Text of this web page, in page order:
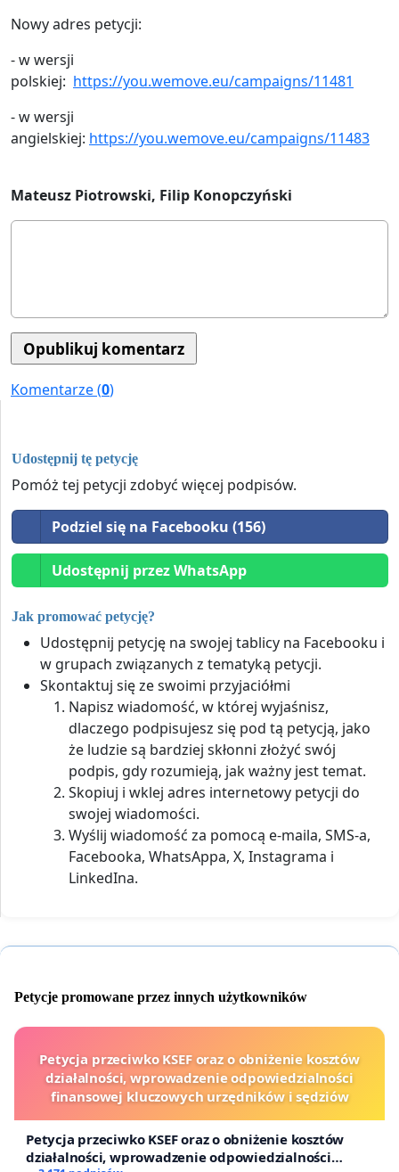
Nowy adres petycji:
- w wersji
polskiej: https://you.wemove.eu/campaigns/11481
- w wersji
angielskiej: https://you.wemove.eu/campaigns/11483
Mateusz Piotrowski, Filip Konopczyński
Komentarze (0)
Udostępnij tę petycję
Pomóż tej petycji zdobyć więcej podpisów.
Podziel się na Facebooku (156)
Udostępnij przez WhatsApp
Jak promować petycję?
Udostępnij petycję na swojej tablicy na Facebooku i
w grupach związanych z tematyką petycji.
Skontaktuj się ze swoimi przyjaciółmi
Napisz wiadomość, w której wyjaśnisz,
dlaczego podpisujesz się pod tą petycją, jako
że ludzie są bardziej skłonni złożyć swój
podpis, gdy rozumieją, jak ważny jest temat.
Skopiuj i wklej adres internetowy petycji do
swojej wiadomości.
Wyślij wiadomość za pomocą e-maila, SMS-a,
Facebooka, WhatsAppa, X, Instagrama i
LinkedIna.
Petycje promowane przez innych użytkowników
Petycja przeciwko KSEF oraz o obniżenie kosztów
działalności, wprowadzenie odpowiedzialności
finansowej kluczowych urzędników i sędziów
Petycja przeciwko KSEF oraz o obniżenie kosztów
działalności, wprowadzenie odpowiedzialności